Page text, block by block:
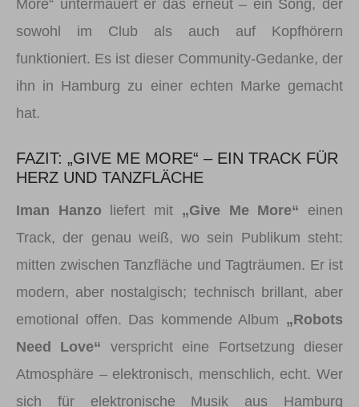
More“ untermauert er das erneut – ein Song, der
sowohl im Club als auch auf Kopfhörern
funktioniert. Es ist dieser Community-Gedanke, der
ihn in Hamburg zu einer echten Marke gemacht
hat.
FAZIT: „GIVE ME MORE“ – EIN TRACK FÜR
HERZ UND TANZFLÄCHE
Iman Hanzo liefert mit „Give Me More“ einen
Track, der genau weiß, wo sein Publikum steht:
mitten zwischen Tanzfläche und Tagträumen. Er ist
modern, aber nostalgisch; technisch brillant, aber
emotional offen. Das kommende Album „Robots
Need Love“ verspricht eine Fortsetzung dieser
Atmosphäre – elektronisch, menschlich, echt. Wer
sich für elektronische Musik aus Hamburg